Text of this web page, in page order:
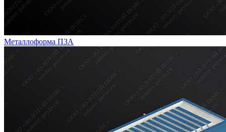
Металлоформа П3А